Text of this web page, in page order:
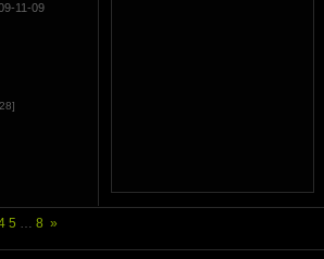
11-09
5 … 8 »